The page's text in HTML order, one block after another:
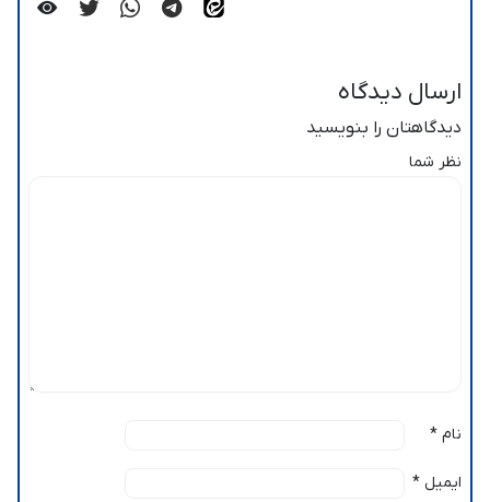
ارسال دیدگاه
دیدگاهتان را بنویسید
نظر شما
نام *
ایمیل *